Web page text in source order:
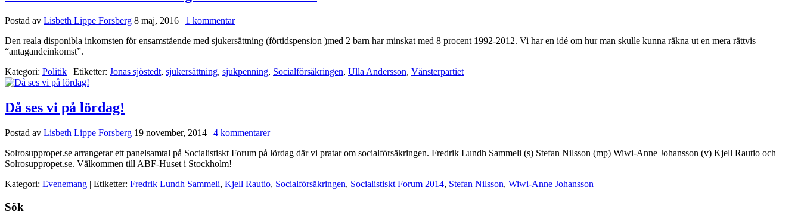
Postad av Lisbeth Lippe Forsberg 8 maj, 2016 | 1 kommentar
Den reala disponibla inkomsten för ensamstående med sjukersättning (förtidspension )med 2 barn har minskat med 8 procent 1992-2012. Vi har en idé om hur man skulle kunna räkna ut en mera rättvis
“antagandeinkomst”.
Kategori: Politik | Etiketter: Jonas sjöstedt, sjukersättning, sjukpenning, Socialförsäkringen, Ulla Andersson, Vänsterpartiet
Då ses vi på lördag!
Postad av Lisbeth Lippe Forsberg 19 november, 2014 | 4 kommentarer
Solrosuppropet.se arrangerar ett panelsamtal på Socialistiskt Forum på lördag där vi pratar om socialförsäkringen. Fredrik Lundh Sammeli (s) Stefan Nilsson (mp) Wiwi-Anne Johansson (v) Kjell Rautio och
Solrosuppropet.se. Välkommen till ABF-Huset i Stockholm!
Kategori: Evenemang | Etiketter: Fredrik Lundh Sammeli, Kjell Rautio, Socialförsäkringen, Socialistiskt Forum 2014, Stefan Nilsson, Wiwi-Anne Johansson
Sök